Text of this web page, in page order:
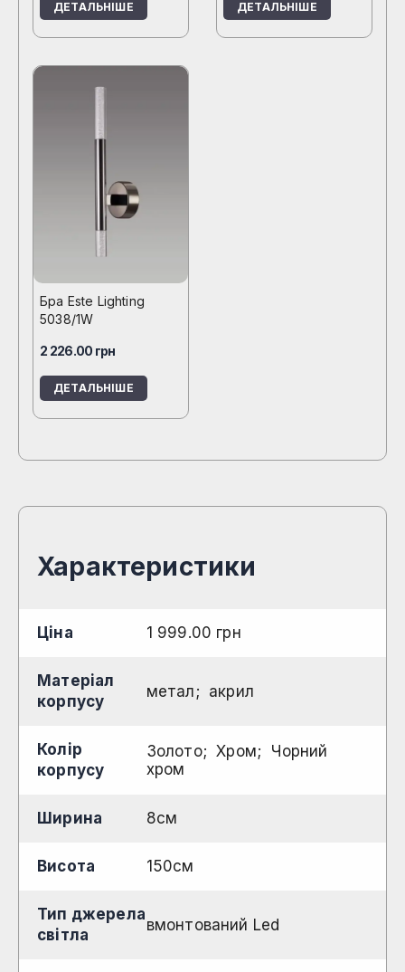
ДЕТАЛЬНІШЕ ДЕТАЛЬНІШЕ
Бра Este Lighting
5038/1W
2 226.00 грн
ДЕТАЛЬНІШЕ
Характеристики
Ціна 1 999.00 грн
Матеріал
корпусу
метал акрил
Колір
корпусу
Золото Хром
Чорний
хром
Ширина 8см
Висота 150см
Тип джерела
світла
вмонтований Led